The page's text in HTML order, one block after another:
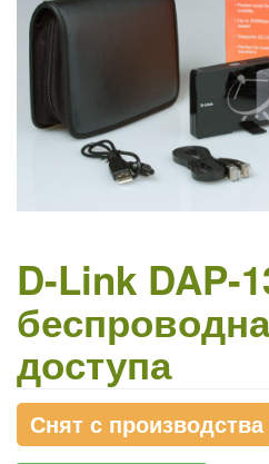
D-Link DAP-
доступа
Снят с производства